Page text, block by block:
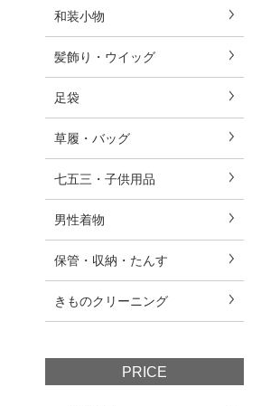
和装小物
髪飾り・ウイッグ
足袋
草履・バッグ
七五三・子供用品
男性着物
保管・収納・たんす
きものクリーニング
PRICE